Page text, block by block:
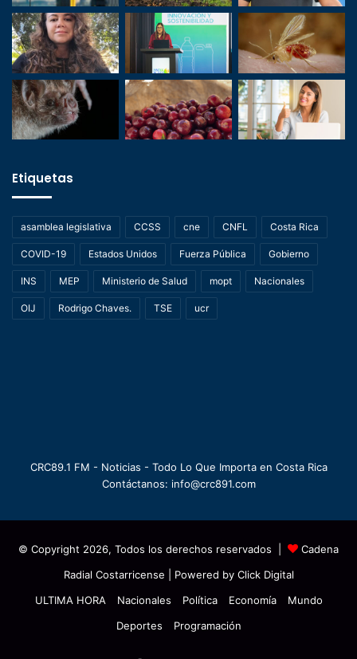
Etiquetas
asamblea legislativa CCSS cne CNFL Costa Rica
COVID-19 Estados Unidos Fuerza Pública Gobierno
INS MEP Ministerio de Salud mopt Nacionales
OIJ Rodrigo Chaves. TSE ucr
CRC89.1 FM - Noticias - Todo Lo Que Importa en Costa Rica
Contáctanos: info@crc891.com
© Copyright 2026, Todos los derechos reservados |
Cadena
Radial Costarricense | Powered by Click Digital
ULTIMA HORA
Nacionales Política Economía
Mundo
Deportes
Programación